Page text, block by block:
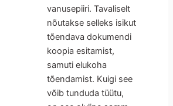
vanusepiiri. Tavaliselt
nõutakse selleks isikut
tõendava dokumendi
koopia esitamist,
samuti elukoha
tõendamist. Kuigi see
võib tunduda tüütu,